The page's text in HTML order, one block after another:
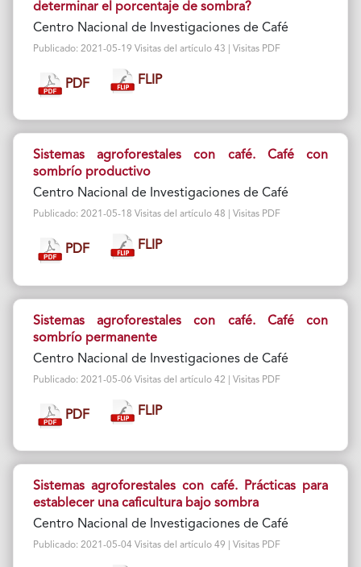
determinar el porcentaje de sombra?
Centro Nacional de Investigaciones de Café
Publicado: 2021-05-19 Visitas del artículo 43 | Visitas PDF
PDF FLIP
Sistemas agroforestales con café. Café con
sombrío productivo
Centro Nacional de Investigaciones de Café
Publicado: 2021-05-18 Visitas del artículo 48 | Visitas PDF
PDF FLIP
Sistemas agroforestales con café. Café con
sombrío permanente
Centro Nacional de Investigaciones de Café
Publicado: 2021-05-06 Visitas del artículo 42 | Visitas PDF
PDF FLIP
Sistemas agroforestales con café. Prácticas para
establecer una caficultura bajo sombra
Centro Nacional de Investigaciones de Café
Publicado: 2021-05-04 Visitas del artículo 49 | Visitas PDF